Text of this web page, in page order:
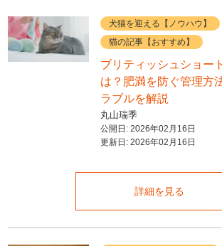
犬猫を迎える【ノウハウ】
猫の記事【おすすめ】
ブリティッシュショー
は？肥満を防ぐ管理方
ラブルを解説
丸山瑞季
公開日: 2026年02月16日
更新日: 2026年02月16日
詳細を見る